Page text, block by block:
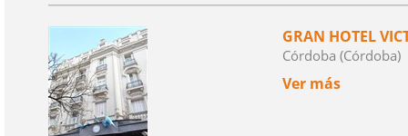
GRAN HOTEL
Córdoba (Córdoba)
Ver más